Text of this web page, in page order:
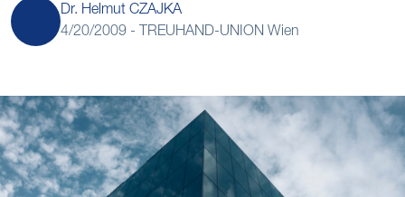
Dr. Helmut CZAJKA
4/20/2009 - TREUHAND-UNION Wien